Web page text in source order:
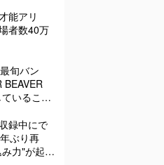
当てはま
の初耳
能アリ
者数40万
旬バン
BEAVER
いるこ
んだ」共
日の初耳
録中にで
ぶり再
力"が起こ